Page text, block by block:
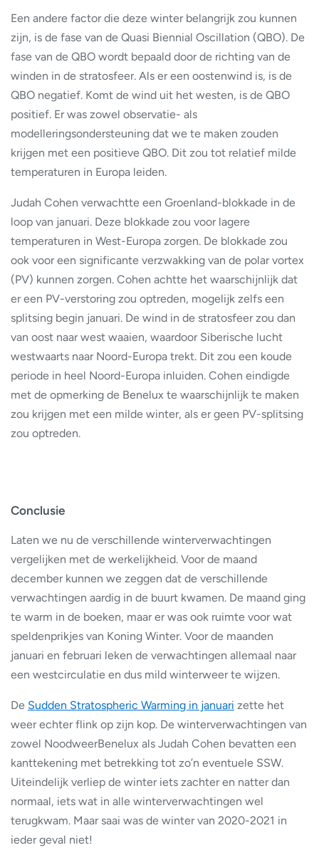
Een andere factor die deze winter belangrijk zou kunnen
zijn, is de fase van de Quasi Biennial Oscillation (QBO). De
fase van de QBO wordt bepaald door de richting van de
winden in de stratosfeer. Als er een oostenwind is, is de
QBO negatief. Komt de wind uit het westen, is de QBO
positief. Er was zowel observatie- als
modelleringsondersteuning dat we te maken zouden
krijgen met een positieve QBO. Dit zou tot relatief milde
temperaturen in Europa leiden.
Judah Cohen verwachtte een Groenland-blokkade in de
loop van januari. Deze blokkade zou voor lagere
temperaturen in West-Europa zorgen. De blokkade zou
ook voor een significante verzwakking van de polar vortex
(PV) kunnen zorgen. Cohen achtte het waarschijnlijk dat
er een PV-verstoring zou optreden, mogelijk zelfs een
splitsing begin januari. De wind in de stratosfeer zou dan
van oost naar west waaien, waardoor Siberische lucht
westwaarts naar Noord-Europa trekt. Dit zou een koude
periode in heel Noord-Europa inluiden. Cohen eindigde
met de opmerking de Benelux te waarschijnlijk te maken
zou krijgen met een milde winter, als er geen PV-splitsing
zou optreden.
Conclusie
Laten we nu de verschillende winterverwachtingen
vergelijken met de werkelijkheid. Voor de maand
december kunnen we zeggen dat de verschillende
verwachtingen aardig in de buurt kwamen. De maand ging
te warm in de boeken, maar er was ook ruimte voor wat
speldenprikjes van Koning Winter. Voor de maanden
januari en februari leken de verwachtingen allemaal naar
een westcirculatie en dus mild winterweer te wijzen.
De Sudden Stratospheric Warming in januari zette het
weer echter flink op zijn kop. De winterverwachtingen van
zowel NoodweerBenelux als Judah Cohen bevatten een
kanttekening met betrekking tot zo’n eventuele SSW.
Uiteindelijk verliep de winter iets zachter en natter dan
normaal, iets wat in alle winterverwachtingen wel
terugkwam. Maar saai was de winter van 2020-2021 in
ieder geval niet!